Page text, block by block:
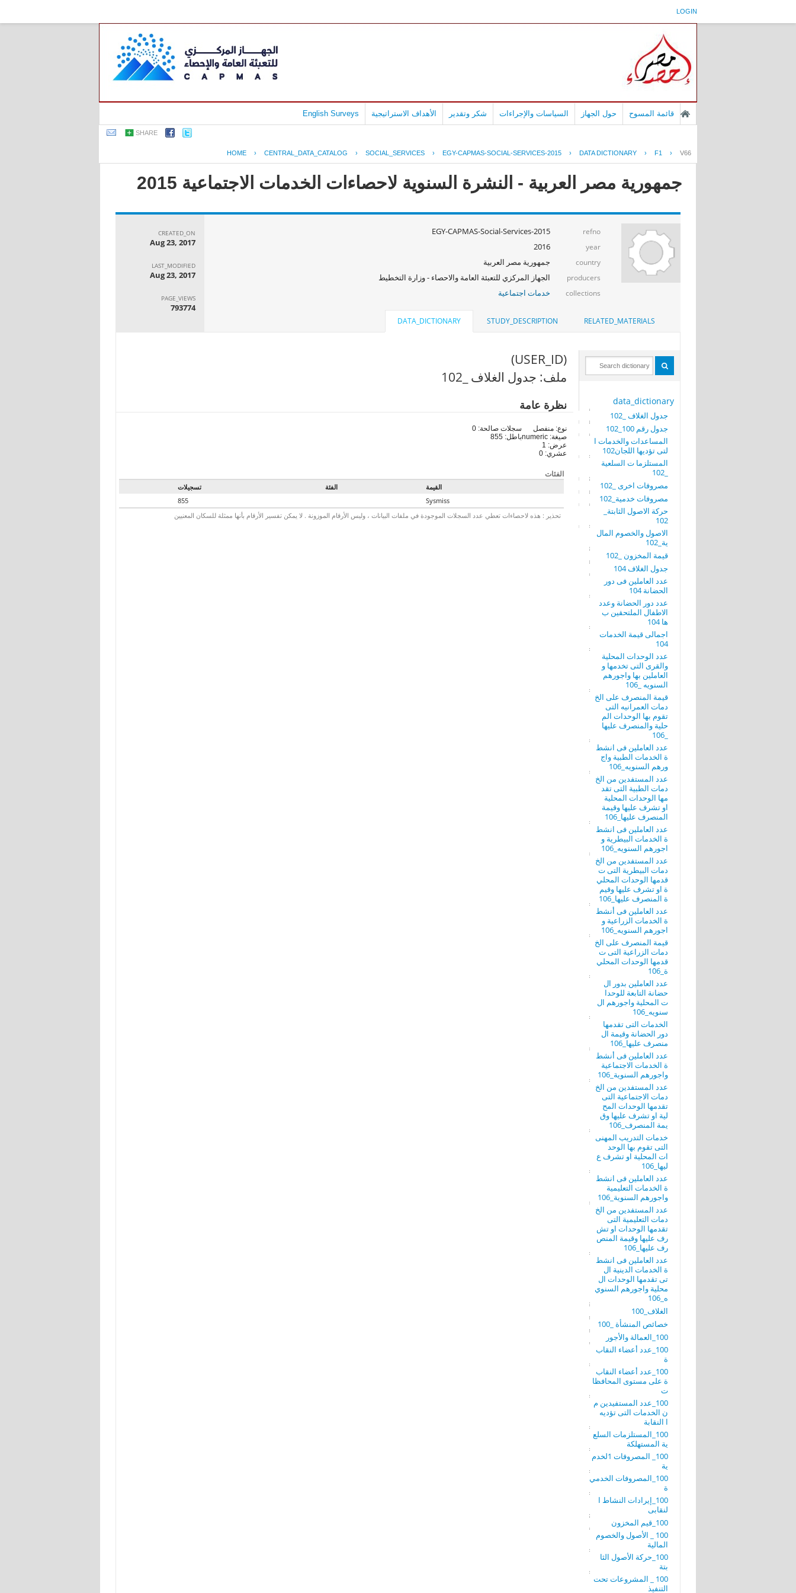
LOGIN
قائمة المسوح حول الجهاز السياسات والإجراءات شكر وتقدير الأهداف الاستراتيجية English Surveys
SHARE
HOME › CENTRAL_DATA_CATALOG › SOCIAL_SERVICES › EGY-CAPMAS-SOCIAL-SERVICES-2015 › DATA DICTIONARY › F1 › V66
جمهورية مصر العربية - النشرة السنوية لاحصاءات الخدمات الاجتماعية 2015
refno
EGY-CAPMAS-Social-Services-2015
year
2016
country جمهورية مصر العربية
producers الجهاز المركزي للتعبئة العامة والاحصاء - وزارة التخطيط
collections خدمات اجتماعية
CREATED_ON
Aug 23, 2017
LAST_MODIFIED
Aug 23, 2017
PAGE_VIEWS
793774
RELATED_MATERIALS
STUDY_DESCRIPTION
DATA_DICTIONARY
data_dictionary
جدول الغلاف _102
جدول رقم 100_102
المساعدات والخدمات ا
لتى تؤديها اللجان102
المستلزما ت السلعية
مصروفات اخرى _102
مصروفات خدمية_102
حركة الاصول الثابتة_
102
الاصول والخصوم المال
ية_102
قيمة المخزون _102
جدول الغلاف 104
عدد العاملين فى دور
الحضانة 104
عدد دور الحضانة وعدد
الاطفال الملتحقين ب
ها 104
اجمالى قيمة الخدمات
104
عدد الوحدات المحلية
والقرى التى تخدمها و
العاملين بها واجورهم
السنويه _106
قيمة المنصرف على الخ
دمات العمرانيه التى
تقوم بها الوحدات الم
حلية والمنصرف عليها
عدد العاملين فى انشط
ة الخدمات الطبية واج
ورهم السنويه_106
عدد المستفدين من الخ
دمات الطبية التى تقد
مها الوحدات المحلية
او تشرف عليها وقيمة
المنصرف عليها_106
عدد العاملين فى انشط
ة الخدمات البيطرية و
اجورهم السنويه_106
عدد المستفدين من الخ
دمات البيطرية التى ت
قدمها الوحدات المحلي
ة او تشرف عليها وقيم
ة المنصرف عليها_106
عدد العاملين فى أنشط
ة الخدمات الزراعية و
اجورهم السنويه_106
قيمة المنصرف على الخ
دمات الزراعية التى ت
قدمها الوحدات المحلي
ة_106
عدد العاملين بدور ال
حضانة التابعة للوحدا
ت المحلية واجورهم ال
سنويه_106
الخدمات التى تقدمها
دور الحضانة وقيمة ال
منصرف عليها_106
عدد العاملين فى أنشط
ة الخدمات الاجتماعية
واجورهم السنوية_106
عدد المستفدين من الخ
دمات الاجتماعية التى
تقدمها الوحدات المح
لية او تشرف عليها وق
يمة المنصرف_106
خدمات التدريب المهنى
التى تقوم بها الوحد
ات المحلية او تشرف ع
ليها_106
عدد العاملين فى انشط
ة الخدمات التعليمية
واجورهم السنوية_106
عدد المستفدين من الخ
دمات التعليمية التى
تقدمها الوحدات او تش
رف عليها وقيمة المنص
رف عليها_106
عدد العاملين فى انشط
ة الخدمات الدينية ال
تى تقدمها الوحدات ال
محلية واجورهم السنوي
ه_106
الغلاف_100
خصائص المنشأة _100
100_العمالة والأجور
100_عدد أعضاء النقاب
ة
100_عدد أعضاء النقاب
ة على مستوى المحافظا
ت
100_عدد المستفيدين م
ن الخدمات التى تؤديه
ا النقابة
100_المستلزمات السلع
ية المستهلكة
100_ المصروفات 1لخدم
ية
100_المصروفات الخدمي
ة
100_إيرادات النشاط ا
لنقابى
100_قيم المخزون
100 _ الأصول والخصوم
المالية
100_حركة الأصول الثا
بتة
100 _ المشروعات تحت
التنفيذ
(USER_ID)
ملف: جدول الغلاف _102
نظرة عامة
نوع: منفصل
صيغة: numeric
عرض: 1
عشري: 0
سجلات صالحة: 0
باطل: 855
الفئات
القيمة الفئة
تسجيلات
Sysmiss
855
تحذير : هذه لاحصاءات تعطي عدد السجلات الموجودة في ملفات البيانات ، وليس الأرقام الموزونة . لا يمكن تفسير الأرقام بأنها ممثلة للسكان المعنيين